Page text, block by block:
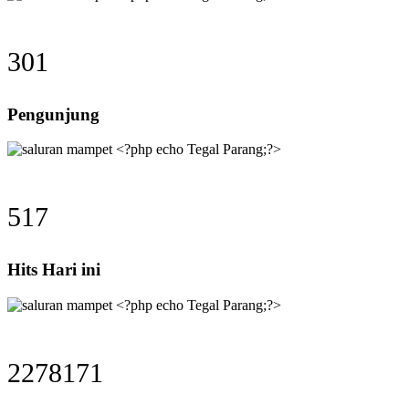
301
Pengunjung
517
Hits Hari ini
2278171